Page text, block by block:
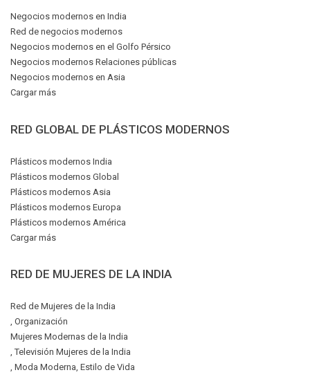
Negocios modernos en India
Red de negocios modernos
Negocios modernos en el Golfo Pérsico
Negocios modernos Relaciones públicas
Negocios modernos en Asia
Cargar más
RED GLOBAL DE PLÁSTICOS MODERNOS
Plásticos modernos India
Plásticos modernos Global
Plásticos modernos Asia
Plásticos modernos Europa
Plásticos modernos América
Cargar más
RED DE MUJERES DE LA INDIA
Red de Mujeres de la India
, Organización
Mujeres Modernas de la India
, Televisión Mujeres de la India
, Moda Moderna, Estilo de Vida